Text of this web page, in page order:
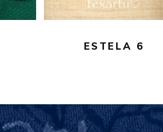
ESTELA 6